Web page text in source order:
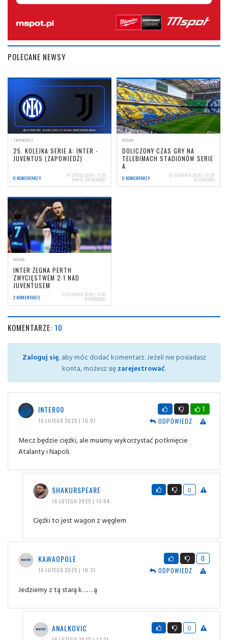
POLECANE NEWSY
ZAPOWIEDZI
25. KOLEJKA SERIE A: INTER -
JUVENTUS (ZAPOWIEDŹ)
0 KOMENTARZY 14 LUTEGO 2026 | 13:26
PAWEŁ ŚWINARSKI
OGÓLNA
DOLICZONY CZAS GRY NA
TELEBIMACH STADIONÓW SERIE
A
0 KOMENTARZY 10 SIERPNIA 2026 | 10:59
NERIOCORSI
OGÓLNA
INTER ŻEGNA PERTH
ZWYCIĘSTWEM 2:1 NAD
JUVENTUSEM
2 KOMENTARZE 8 SIERPNIA 2026 | 17:30
NERIOCORSI
KOMENTARZE: 10
Zaloguj się, aby móc dodać komentarz. Jeżeli nie posiadasz
konta, możesz sięzarejestrować.
INTER00
16 LUTEGO 2025 | 10:07
1
ODPOWIEDZ
Mecz będzie ciężki, ale musimy wykorzystać potknięcie
Atalanty i Napoli.
SHAKURSPEARE
16 LUTEGO 2025 | 13:04
0
Ciężki to jest wagon z węglem
KAWAOPOLE
16 LUTEGO 2025 | 10:31
0
ODPOWIEDZ
Jedziemy z tą starą k…… ą
ANALKOVIC 0